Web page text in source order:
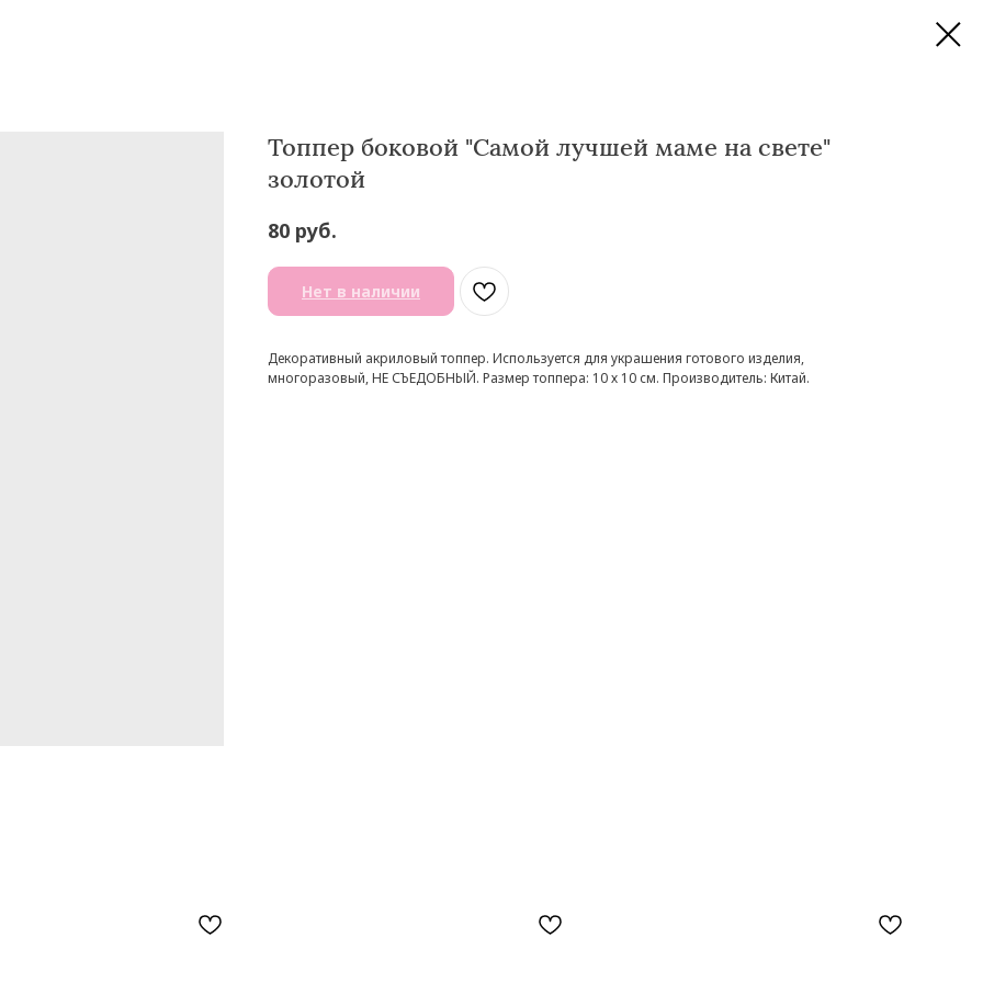
Топпер боковой "Самой лучшей маме на свете"
золотой
80 руб.
Нет в наличии
Декоративный акриловый топпер. Используется для украшения готового изделия,
многоразовый, НЕ СЪЕДОБНЫЙ. Размер топпера: 10 х 10 см. Производитель: Китай.